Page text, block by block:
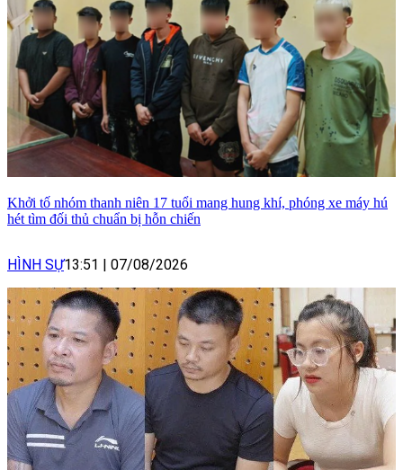
Khởi tố nhóm thanh niên 17 tuổi mang hung khí, phóng xe máy hú
hét tìm đối thủ chuẩn bị hỗn chiến
HÌNH SỰ13:51 | 07/08/2026